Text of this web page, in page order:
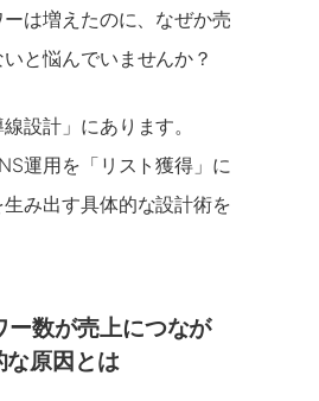
は増えたのに、なぜか売
いと悩んでいませんか？
設計」にあります。
運用を「リスト獲得」に
み出す具体的な設計術を
ー数が売上につなが
な原因とは